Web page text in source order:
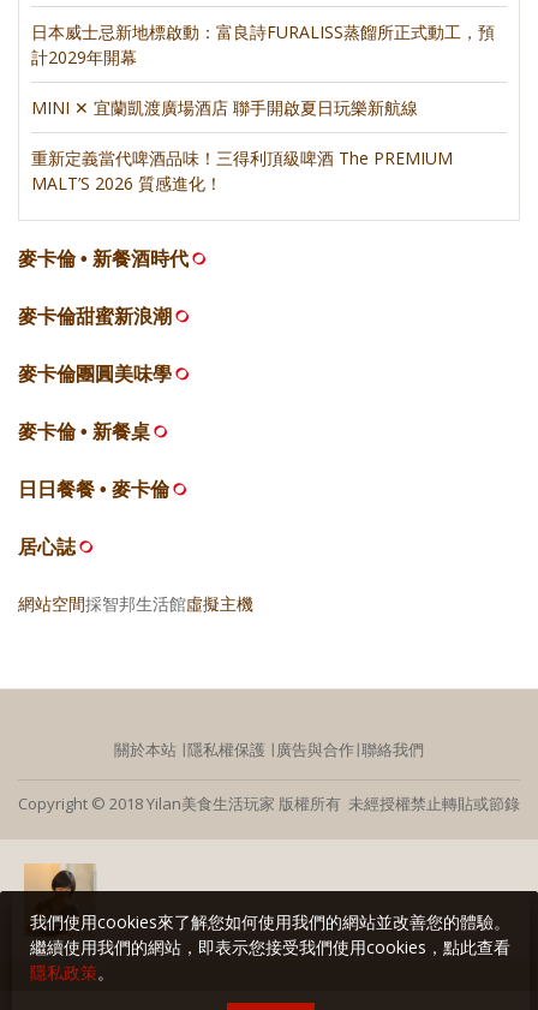
日本威士忌新地標啟動：富良詩FURALISS蒸餾所正式動工，預
計2029年開幕
MINI ✕ 宜蘭凱渡廣場酒店 聯手開啟夏日玩樂新航線
重新定義當代啤酒品味！三得利頂級啤酒 The PREMIUM
MALT’S 2026 質感進化！
麥卡倫 • 新餐酒時代
麥卡倫甜蜜新浪潮
麥卡倫團圓美味學
麥卡倫 • 新餐桌
日日餐餐 • 麥卡倫
居心誌
網站空間採智邦生活館虛擬主機
關於本站 ∣隱私權保護 ∣廣告與合作∣聯絡我們
Copyright © 2018 Yilan美食生活玩家 版權所有 未經授權禁止轉貼或節錄
我們使用cookies來了解您如何使用我們的網站並改善您的體驗。
繼續使用我們的網站，即表示您接受我們使用cookies，點此查看
隱私政策。